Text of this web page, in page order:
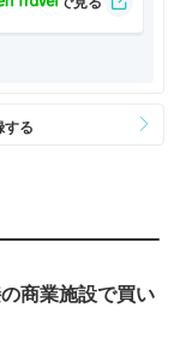
商業施設で買い